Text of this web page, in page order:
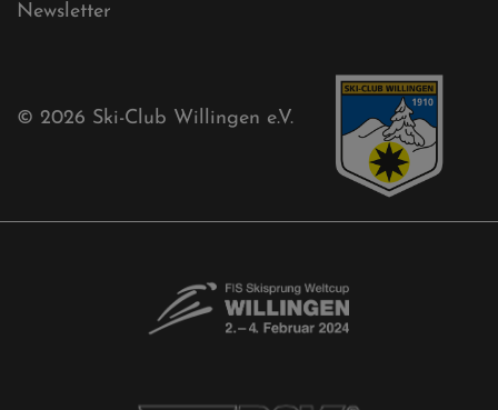
Newsletter
© 2026 Ski-Club Willingen e.V.